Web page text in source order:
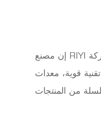
وورش الإنتاج. قوة تقنية قوية، معدات
من المنتجات